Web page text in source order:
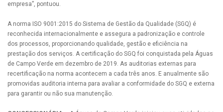
empresa”, pontuou.
A norma ISO 9001:2015 do Sistema de Gestão da Qualidade (SGQ) é
reconhecida internacionalmente e assegura a padronização e controle
dos processos, proporcionando qualidade, gestão e eficiência na
prestação dos serviços. A certificação do SGQ foi conquistada pela Águas
de Campo Verde em dezembro de 2019. As auditorias externas para
recertificação na norma acontecem a cada três anos. E anualmente são
promovidas auditoria interna para avaliar a conformidade do SGQ e externa
para garantir ou não sua manutenção.